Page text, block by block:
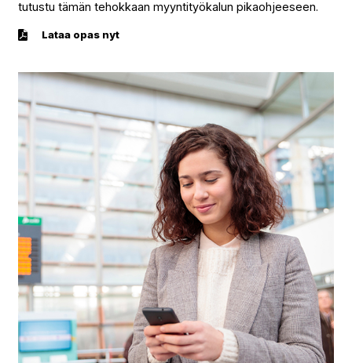
tutustu tämän tehokkaan myyntityökalun pikaohjeeseen.
Lataa opas nyt